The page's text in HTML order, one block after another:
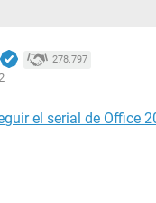
278.797
el serial de Office